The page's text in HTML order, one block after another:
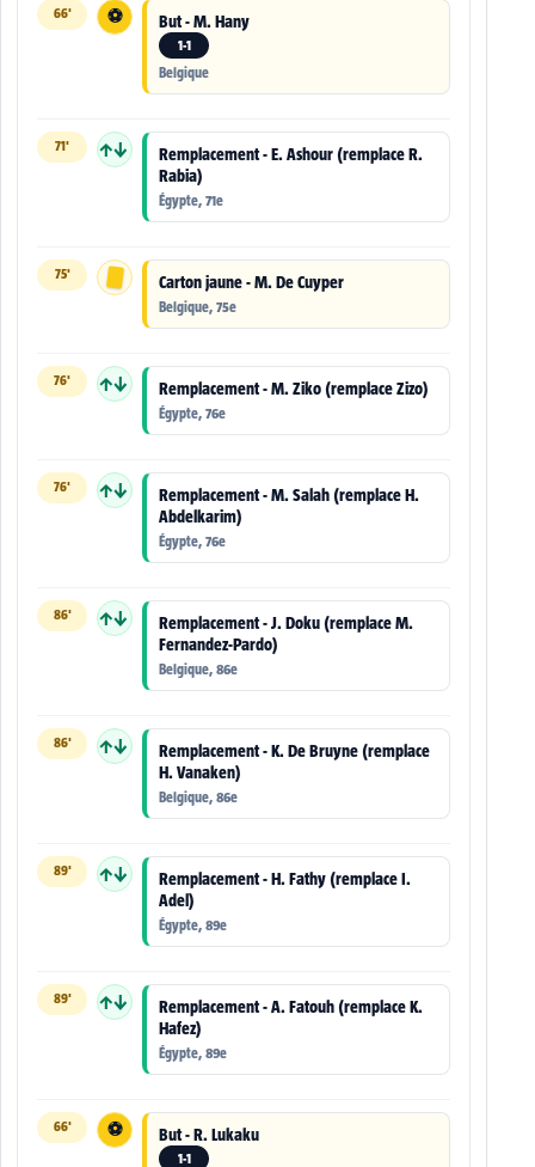
66' ⚽ But - M. Hany
1-1
Belgique
71' ↑↓
Remplacement - E. Ashour (remplace R.
Rabia)
Égypte, 71e
75' Carton jaune - M. De Cuyper
Belgique, 75e
76' ↑↓ Remplacement - M. Ziko (remplace Zizo)
Égypte, 76e
76' ↑↓
Remplacement - M. Salah (remplace H.
Abdelkarim)
Égypte, 76e
86' ↑↓
Remplacement - J. Doku (remplace M.
Fernandez-Pardo)
Belgique, 86e
86' ↑↓
Remplacement - K. De Bruyne (remplace
H. Vanaken)
Belgique, 86e
89' ↑↓
Remplacement - H. Fathy (remplace I.
Adel)
Égypte, 89e
89' ↑↓
Remplacement - A. Fatouh (remplace K.
Hafez)
Égypte, 89e
66' ⚽ But - R. Lukaku
1-1